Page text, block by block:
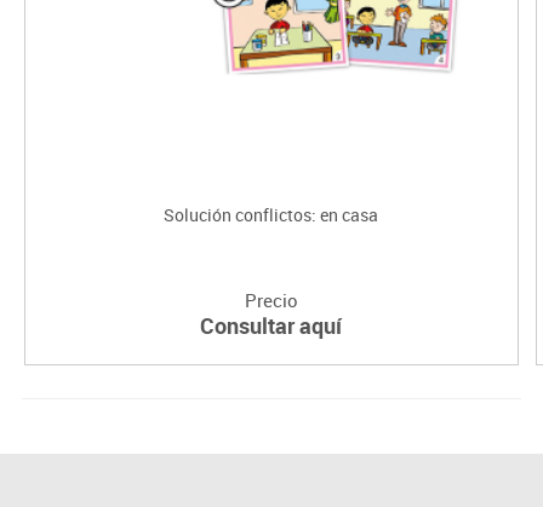
Solución conflictos: en casa
Precio
Consultar aquí